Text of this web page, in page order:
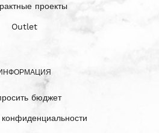
проекты
Outlet
бюджет